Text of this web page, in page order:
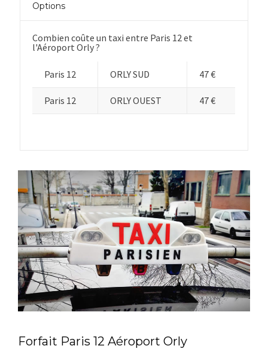
Options
Combien coûte un taxi entre Paris 12 et
l'Aéroport Orly ?
Paris 12 ORLY SUD 47 €
Paris 12 ORLY OUEST 47 €
Forfait Paris 12 Aéroport Orly